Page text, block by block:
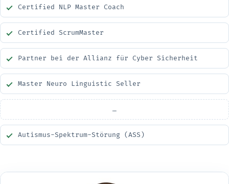
Certified NLP Master Coach
Certified ScrumMaster
Partner bei der Allianz für Cyber Sicherheit
Master Neuro Linguistic Seller
…
Autismus-Spektrum-Störung (ASS)